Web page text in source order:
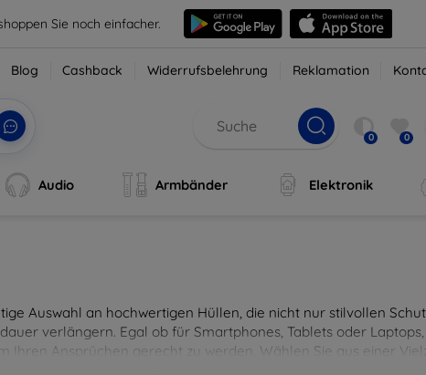
Sie noch einfacher.
Blog Cashback Widerrufsbelehrung Reklamation
0 0
Audio Armbänder Elektronik
Auswahl an hochwertigen Hüllen, die nicht nur stilvollen
verlängern. Egal ob für Smartphones, Tablets oder
Ihren Ansprüchen gerecht zu werden. Wählen Sie aus einer